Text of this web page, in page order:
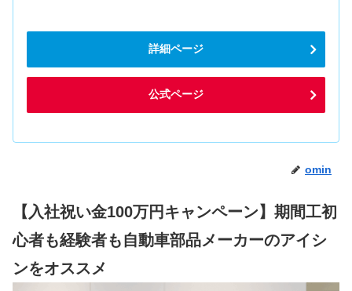
詳細ページ
公式ページ
omin
【入社祝い金100万円キャンペーン】期間工初
心者も経験者も自動車部品メーカーのアイシ
ンをオススメ